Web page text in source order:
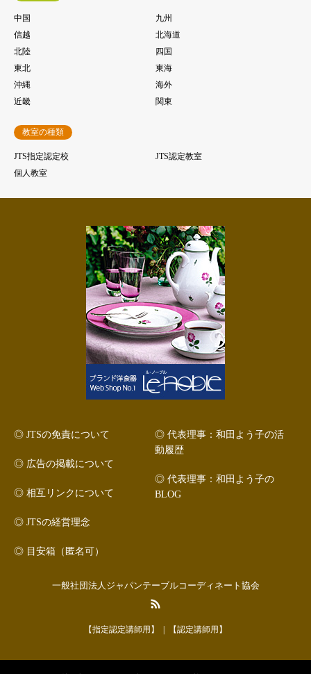
中国
九州
信越
北海道
北陸
四国
東北
東海
沖縄
海外
近畿
関東
教室の種類
JTS指定認定校
JTS認定教室
個人教室
◎ JTSの免責について
◎ 広告の掲載について
◎ 相互リンクについて
◎ JTSの経営理念
◎ 目安箱（匿名可）
◎ 代表理事：和田よう子の活
動履歴
◎ 代表理事：和田よう子の
BLOG
一般社団法人ジャパンテーブルコーディネート協会
【指定認定講師用】 【認定講師用】